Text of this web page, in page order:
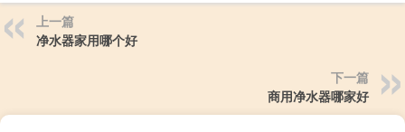
上一篇
净水器家用哪个好
下一篇
商用净水器哪家好